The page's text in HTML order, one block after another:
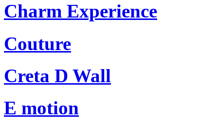
Charm Experience
Couture
Creta D Wall
E motion